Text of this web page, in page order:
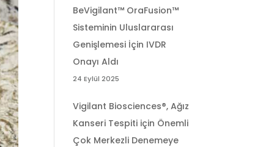
BeVigilant™ OraFusion™
Sisteminin Uluslararası
Genişlemesi İçin IVDR
Onayı Aldı
24 Eylül 2025
Vigilant Biosciences®, Ağız
Kanseri Tespiti için Önemli
Çok Merkezli Denemeye